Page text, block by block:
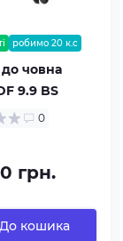
робимо 20 к.с
човна
9.9 BS
0
грн.
До кошика